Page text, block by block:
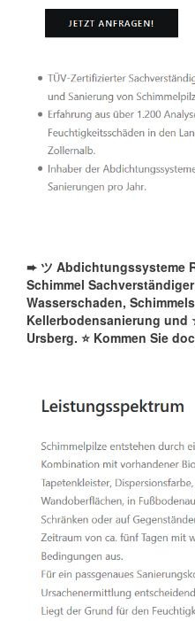
➨ ツ Abdichtungssysteme
Schimmel
Wasserschaden,
Kellerbodensanierung und
Ursberg. ⭐ Kommen Sie